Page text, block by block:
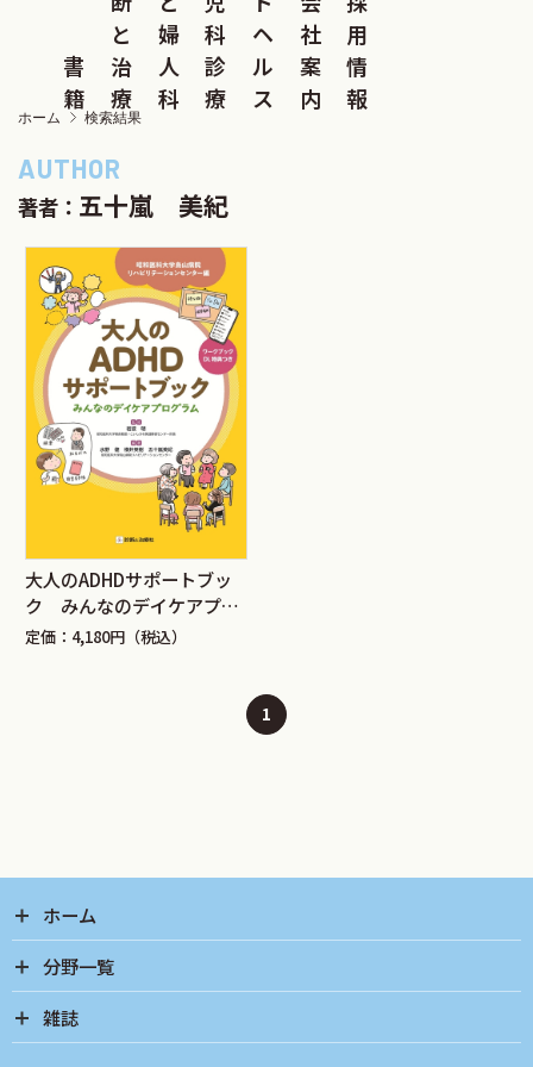
書
籍
と
治
療
婦
人
科
科
診
療
ヘ
ル
ス
社
案
内
用
情
報
ホーム 検索結果
著者： 五十嵐 美紀
大人のADHDサポートブッ
ク みんなのデイケアプロ
グラム
定価：4,180円（税込）
1
ホーム
分野一覧
雑誌